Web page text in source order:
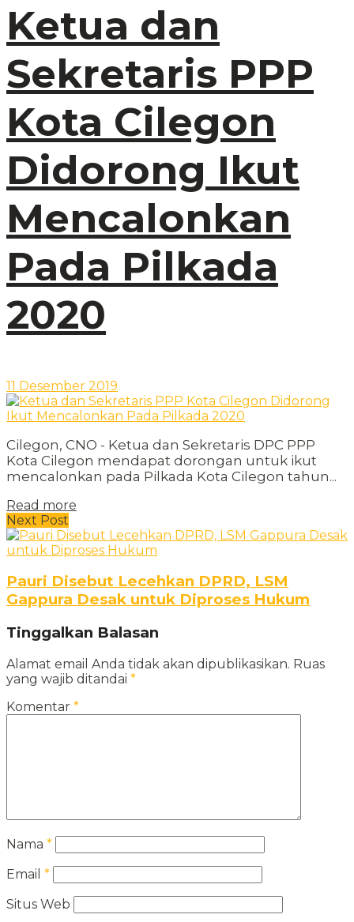
Ketua dan
Sekretaris PPP
Kota Cilegon
Didorong Ikut
Mencalonkan
Pada Pilkada
2020
11 Desember 2019
Cilegon, CNO - Ketua dan Sekretaris DPC PPP
Kota Cilegon mendapat dorongan untuk ikut
mencalonkan pada Pilkada Kota Cilegon tahun...
Read more
Next Post
Pauri Disebut Lecehkan DPRD, LSM
Gappura Desak untuk Diproses Hukum
Tinggalkan Balasan
Alamat email Anda tidak akan dipublikasikan. Ruas
yang wajib ditandai *
Komentar *
Nama *
Email *
Situs Web